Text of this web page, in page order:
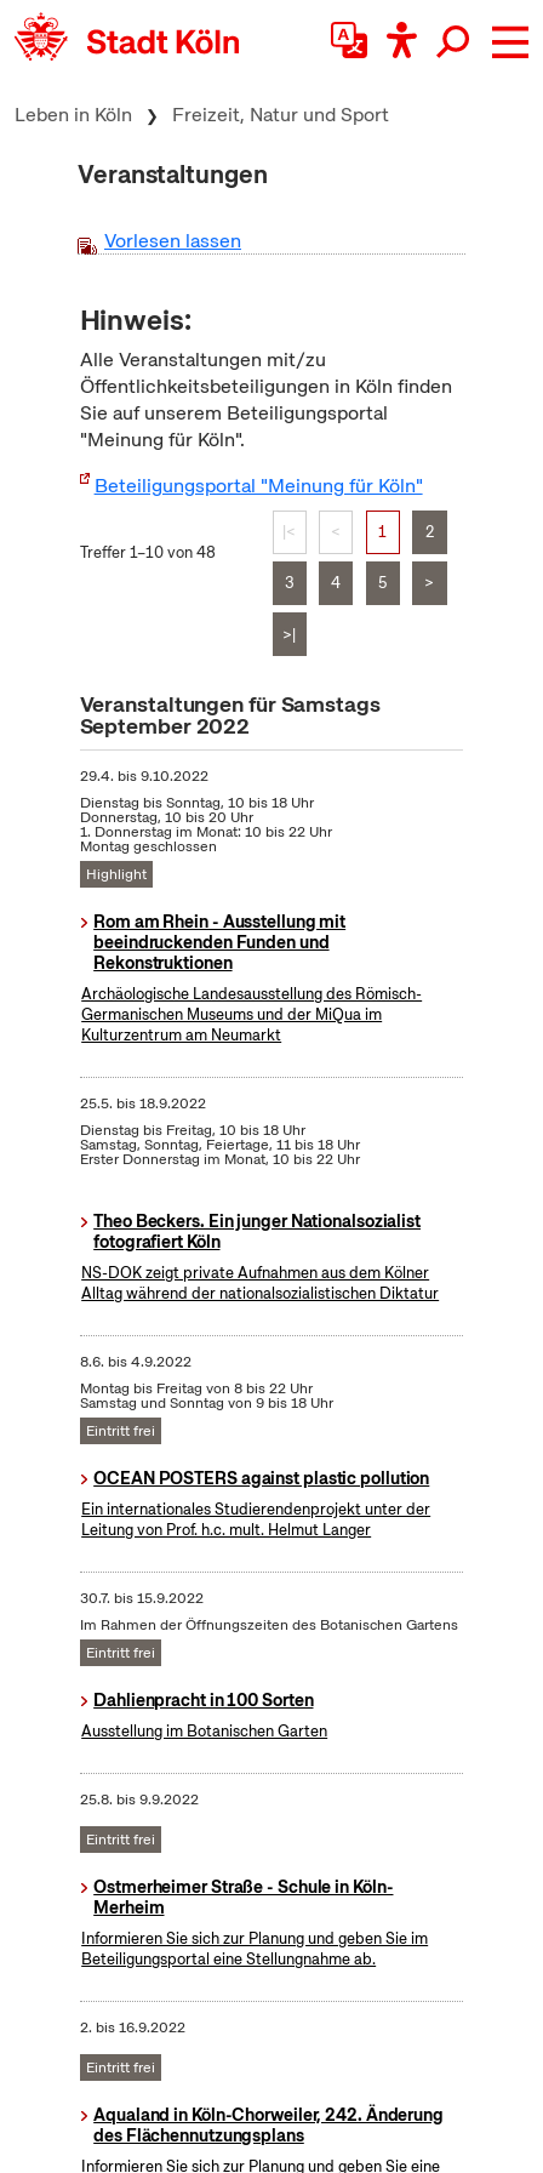
zum Inhalt springen
Leben in Köln Freizeit, Natur und Sport
Veranstaltungen
Vorlesen lassen
Hinweis:
Alle Veranstaltungen mit/zu
Öffentlichkeitsbeteiligungen in Köln finden
Sie auf unserem Beteiligungsportal
"Meinung für Köln".
Beteiligungsportal "Meinung für Köln"
Treffer 1–10 von 48
|< < 1 2
3 4 5 >
>|
Veranstaltungen für Samstags
September 2022
29.4. bis9.10.2022
Dienstag bis Sonntag, 10 bis 18 Uhr
Donnerstag, 10 bis 20 Uhr
1. Donnerstag im Monat: 10 bis 22 Uhr
Montag geschlossen
Highlight
Rom am Rhein - Ausstellung mit
beeindruckenden Funden und
Rekonstruktionen
Archäologische Landesausstellung des Römisch-
Germanischen Museums und der MiQua im
Kulturzentrum am Neumarkt
25.5. bis18.9.2022
Dienstag bis Freitag, 10 bis 18 Uhr
Samstag, Sonntag, Feiertage, 11 bis 18 Uhr
Erster Donnerstag im Monat, 10 bis 22 Uhr
Theo Beckers. Ein junger Nationalsozialist
fotografiert Köln
NS-DOK zeigt private Aufnahmen aus dem Kölner
Alltag während der nationalsozialistischen Diktatur
8.6. bis4.9.2022
Montag bis Freitag von 8 bis 22 Uhr
Samstag und Sonntag von 9 bis 18 Uhr
Eintritt frei
OCEAN POSTERS against plastic pollution
Ein internationales Studierendenprojekt unter der
Leitung von Prof. h.c. mult. Helmut Langer
30.7. bis15.9.2022
Im Rahmen der Öffnungszeiten des Botanischen Gartens
Eintritt frei
Dahlienpracht in 100 Sorten
Ausstellung im Botanischen Garten
25.8. bis9.9.2022
Eintritt frei
Ostmerheimer Straße - Schule in Köln-
Merheim
Informieren Sie sich zur Planung und geben Sie im
Beteiligungsportal eine Stellungnahme ab.
2. bis16.9.2022
Eintritt frei
Aqualand in Köln-Chorweiler, 242. Änderung
des Flächennutzungsplans
Informieren Sie sich zur Planung und geben Sie eine